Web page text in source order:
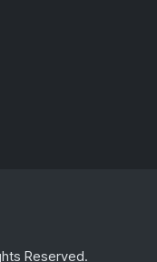
Reserved.